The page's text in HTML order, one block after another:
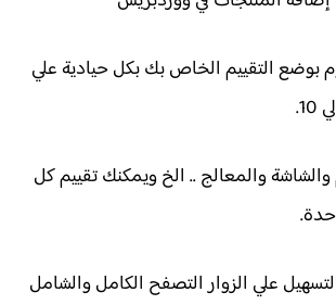
بوضع التقييم الخاص بك بكل حيادية علي
والمعالج .. الخ ويمكنك تقييم كل
علي الزوار التصفح الكامل والشامل